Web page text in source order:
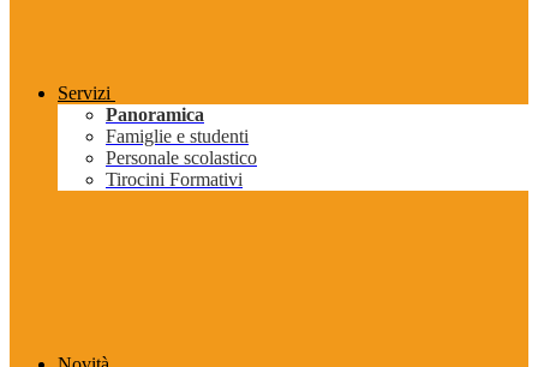
Servizi
Panoramica
Famiglie e studenti
Personale scolastico
Tirocini Formativi